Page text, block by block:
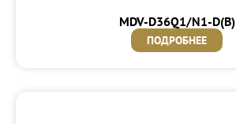
MDV-D36Q1/N1-D(B)
ПОДРОБНЕЕ